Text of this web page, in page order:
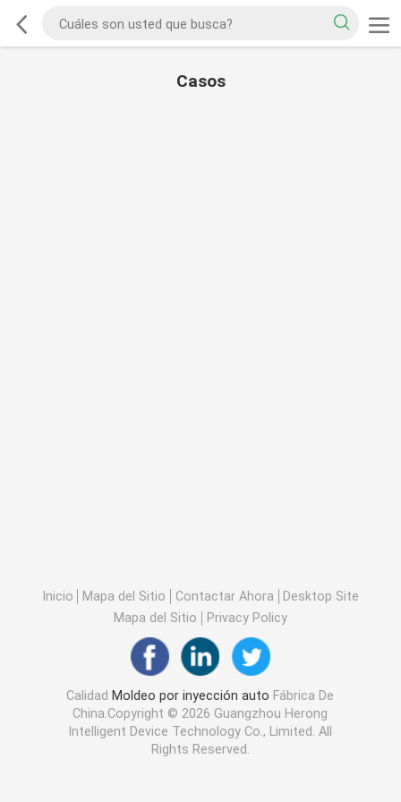
Casos
Inicio Mapa del Sitio Contactar Ahora
Desktop Site
Mapa del Sitio
Privacy Policy
Calidad Moldeo por inyección auto Fábrica De
China.Copyright © 2026 Guangzhou Herong
Intelligent Device Technology Co., Limited. All
Rights Reserved.